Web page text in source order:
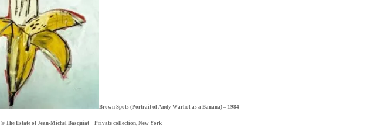
Brown Spots (Portrait of Andy Warhol as a Banana) – 1984
© The Estate of Jean-Michel Basquiat – Private collection, New York